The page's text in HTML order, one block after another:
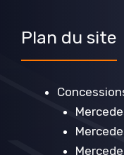
Plan du site